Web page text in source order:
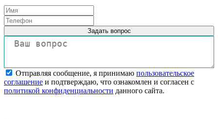
Задать вопрос
Отправляя сообщение, я принимаю пользовательское
соглашение и подтверждаю, что ознакомлен и согласен с
политикой конфиденциальности данного сайта.